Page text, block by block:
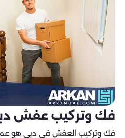
فك وتركيب عفش
فك وتركيب العفش في دبي هو